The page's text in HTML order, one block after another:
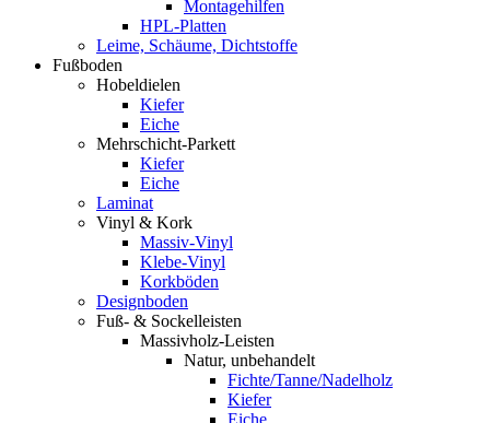
Montagehilfen
HPL-Platten
Leime, Schäume, Dichtstoffe
Fußboden
Hobeldielen
Kiefer
Eiche
Mehrschicht-Parkett
Kiefer
Eiche
Laminat
Vinyl & Kork
Massiv-Vinyl
Klebe-Vinyl
Korkböden
Designboden
Fuß- & Sockelleisten
Massivholz-Leisten
Natur, unbehandelt
Fichte/Tanne/Nadelholz
Kiefer
Eiche